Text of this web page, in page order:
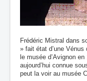
Frédéric Mistral dans
» fait état d’une
le musée d’Avignon
aujourd’hui connue
peut la voir au musée